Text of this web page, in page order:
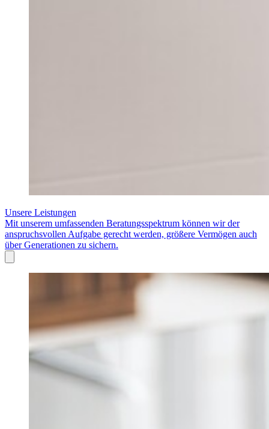
Unsere Leistungen
Mit unserem umfassenden Beratungsspektrum können wir der
anspruchsvollen Aufgabe gerecht werden, größere Vermögen auch
über Generationen zu sichern.